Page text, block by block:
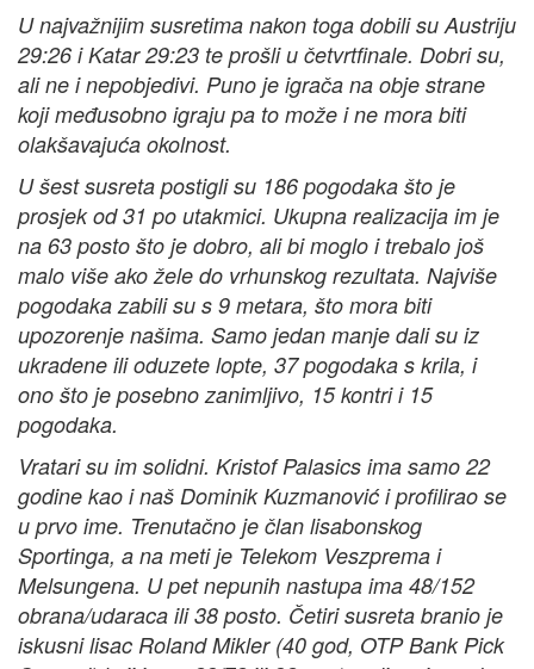
U najvažnijim susretima nakon toga dobili su Austriju
29:26 i Katar 29:23 te prošli u četvrtfinale. Dobri su,
ali ne i nepobjedivi. Puno je igrača na obje strane
koji međusobno igraju pa to može i ne mora biti
olakšavajuća okolnost.
U šest susreta postigli su 186 pogodaka što je
prosjek od 31 po utakmici. Ukupna realizacija im je
na 63 posto što je dobro, ali bi moglo i trebalo još
malo više ako žele do vrhunskog rezultata. Najviše
pogodaka zabili su s 9 metara, što mora biti
upozorenje našima. Samo jedan manje dali su iz
ukradene ili oduzete lopte, 37 pogodaka s krila, i
ono što je posebno zanimljivo, 15 kontri i 15
pogodaka.
Vratari su im solidni. Kristof Palasics ima samo 22
godine kao i naš Dominik Kuzmanović i profilirao se
u prvo ime. Trenutačno je član lisabonskog
Sportinga, a na meti je Telekom Veszprema i
Melsungena. U pet nepunih nastupa ima 48/152
obrana/udaraca ili 38 posto. Četiri susreta branio je
iskusni lisac Roland Mikler (40 god, OTP Bank Pick